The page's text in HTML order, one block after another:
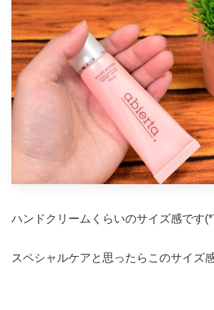
ハンドクリームくらいのサイズ感です
スペシャルケアと思ったらこのサイズ